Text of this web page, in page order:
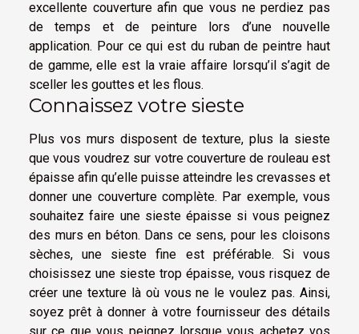
excellente couverture afin que vous ne perdiez pas
de temps et de peinture lors d’une nouvelle
application. Pour ce qui est du ruban de peintre haut
de gamme, elle est la vraie affaire lorsqu’il s’agit de
sceller les gouttes et les flous.
Connaissez votre sieste
Plus vos murs disposent de texture, plus la sieste
que vous voudrez sur votre couverture de rouleau est
épaisse afin qu’elle puisse atteindre les crevasses et
donner une couverture complète. Par exemple, vous
souhaitez faire une sieste épaisse si vous peignez
des murs en béton. Dans ce sens, pour les cloisons
sèches, une sieste fine est préférable. Si vous
choisissez une sieste trop épaisse, vous risquez de
créer une texture là où vous ne le voulez pas. Ainsi,
soyez prêt à donner à votre fournisseur des détails
sur ce que vous peignez lorsque vous achetez vos